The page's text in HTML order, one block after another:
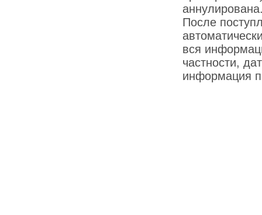
После
вся
частности,
информация